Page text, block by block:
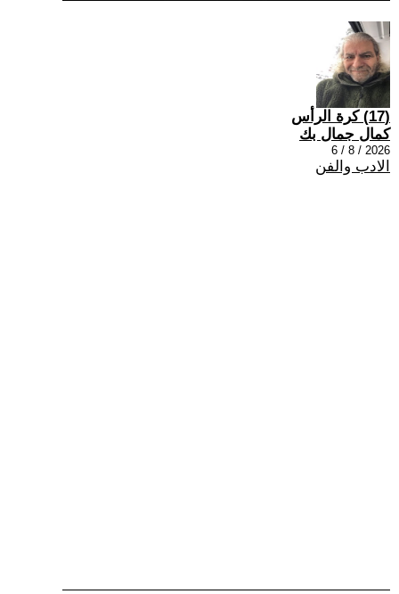
(17) كرة الرأس
كمال جمال بك
2026 / 8 / 6
الادب والفن